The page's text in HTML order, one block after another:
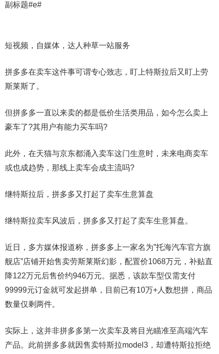
副标题#e#
短视频，自媒体，达人种草一站服务
拼多多在卖车这件事可谓专心致志，盯上特斯拉后又盯上劳
斯莱斯了。
但拼多多一直以来卖的都是低价生活类用品，如今怎么卖上
豪车了?其用户有能力买车吗?
此外，在天猫与京东都涌入卖车这门生意时，未来电商卖车
或也成趋势，那线上卖车会成主流吗?
继特斯拉后，拼多多又打起了卖车生意算盘
继特斯拉卖车风波后，拼多多又打起了卖车生意算盘。
近日，多方媒体报道称，拼多多上一家名为”托海汽车官方旗
舰店”店铺开始售卖劳斯莱斯幻影，配置价1068万元，补贴直
降122万元后售价约946万元。据悉，该款车型仅需支付
99999元订金就可发起拼单，目前已有10万+人数想拼，商品
数量仅剩两件。
实际上，这并非拼多多第一次卖车及将目光瞄准至高端汽车
产品。此前拼多多就因售卖特斯拉model3，却遭特斯拉拒绝